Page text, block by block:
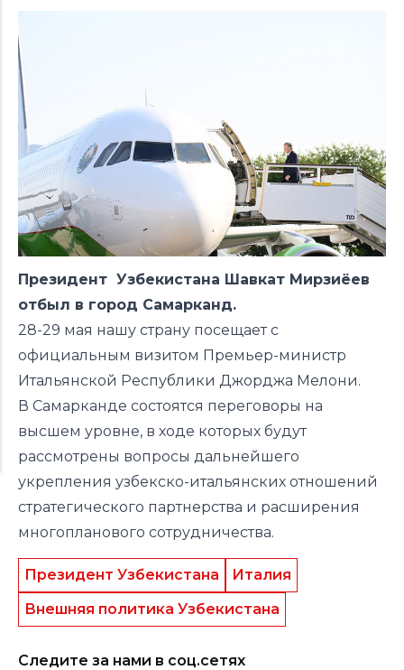
Президент Узбекистана Шавкат Мирзиёев
отбыл в город Самарканд.
28-29 мая нашу страну посещает с
официальным визитом Премьер-министр
Итальянской Республики Джорджа Мелони.
В Самарканде состоятся переговоры на
высшем уровне, в ходе которых будут
рассмотрены вопросы дальнейшего
укрепления узбекско-итальянских отношений
стратегического партнерства и расширения
многопланового сотрудничества.
Президент Узбекистана
Италия
Внешняя политика Узбекистана
Следите за нами в соц.сетях